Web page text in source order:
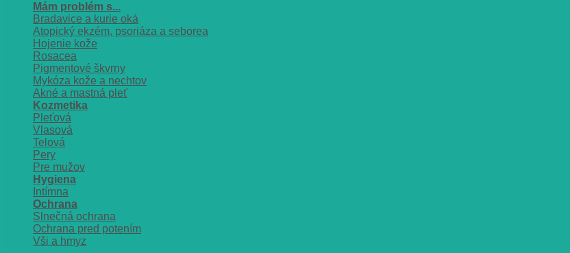
Mám problém s...
Bradavice a kurie oká
Atopický ekzém, psoriáza a seborea
Hojenie kože
Rosacea
Pigmentové škvrny
Mykóza kože a nechtov
Akné a mastná pleť
Kozmetika
Pleťová
Vlasová
Telová
Pery
Pre mužov
Hygiena
Intímna
Ochrana
Slnečná ochrana
Ochrana pred potením
Vši a hmyz